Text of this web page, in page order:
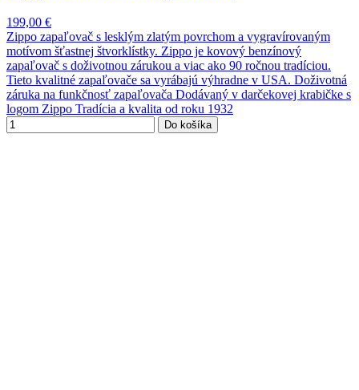
199,00 €
Zippo zapaľovač s lesklým zlatým povrchom a vygravírovaným
motívom šťastnej štvorklístky. Zippo je kovový benzínový
zapaľovač s doživotnou zárukou a viac ako 90 ročnou tradíciou.
Tieto kvalitné zapaľovače sa vyrábajú výhradne v USA. Doživotná
záruka na funkčnosť zapaľovača Dodávaný v darčekovej krabičke s
logom Zippo Tradícia a kvalita od roku 1932
Do košíka